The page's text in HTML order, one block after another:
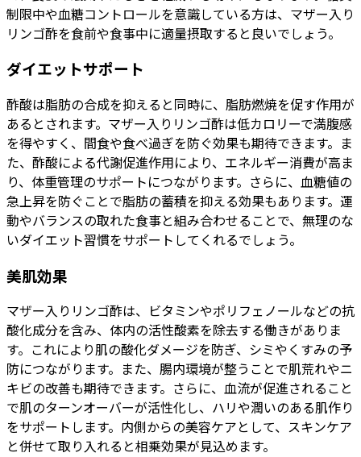
制限中や血糖コントロールを意識している方は、マザー入り
リンゴ酢を食前や食事中に適量摂取すると良いでしょう。
ダイエットサポート
酢酸は脂肪の合成を抑えると同時に、脂肪燃焼を促す作用が
あるとされます。マザー入りリンゴ酢は低カロリーで満腹感
を得やすく、間食や食べ過ぎを防ぐ効果も期待できます。ま
た、酢酸による代謝促進作用により、エネルギー消費が高ま
り、体重管理のサポートにつながります。さらに、血糖値の
急上昇を防ぐことで脂肪の蓄積を抑える効果もあります。運
動やバランスの取れた食事と組み合わせることで、無理のな
いダイエット習慣をサポートしてくれるでしょう。
美肌効果
マザー入りリンゴ酢は、ビタミンやポリフェノールなどの抗
酸化成分を含み、体内の活性酸素を除去する働きがありま
す。これにより肌の酸化ダメージを防ぎ、シミやくすみの予
防につながります。また、腸内環境が整うことで肌荒れやニ
キビの改善も期待できます。さらに、血流が促進されること
で肌のターンオーバーが活性化し、ハリや潤いのある肌作り
をサポートします。内側からの美容ケアとして、スキンケア
と併せて取り入れると相乗効果が見込めます。